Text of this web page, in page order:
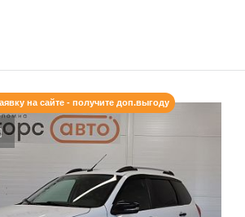
на сайте - получите доп.выгоду